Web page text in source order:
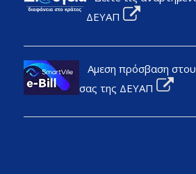
ΔΕΥΑΠ
Αμεση πρόσβαση
σας της ΔΕΥΑΠ